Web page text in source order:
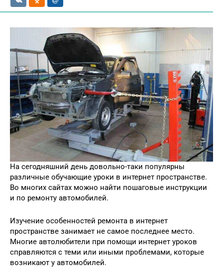
На сегодняшний день довольно-таки популярны
различные обучающие уроки в интернет пространстве.
Во многих сайтах можно найти пошаговые инструкции
и по ремонту автомобилей.
Изучение особенностей ремонта в интернет
пространстве занимает не самое последнее место.
Многие автолюбители при помощи интернет уроков
справляются с теми или иными проблемами, которые
возникают у автомобилей.